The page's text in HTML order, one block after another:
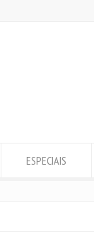
ESPECIAIS